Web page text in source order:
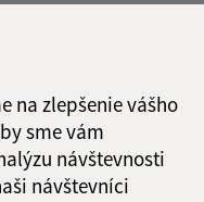
na zlepšenie vášho
sme vám
návštevnosti
návštevníci